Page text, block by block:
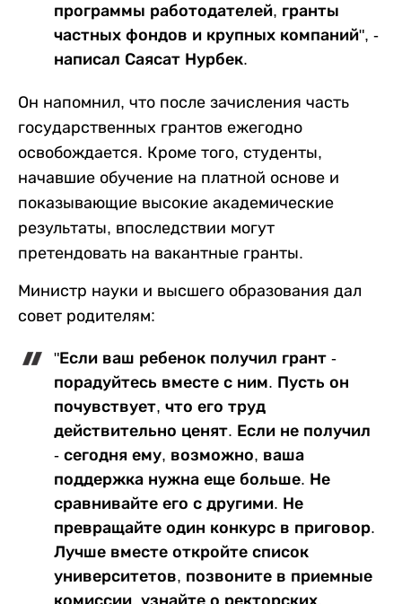
программы работодателей, гранты
частных фондов и крупных компаний", -
написал Саясат Нурбек.
Он напомнил, что после зачисления часть
государственных грантов ежегодно
освобождается. Кроме того, студенты,
начавшие обучение на платной основе и
показывающие высокие академические
результаты, впоследствии могут
претендовать на вакантные гранты.
Министр науки и высшего образования дал
совет родителям:
"Если ваш ребенок получил грант -
порадуйтесь вместе с ним. Пусть он
почувствует, что его труд
действительно ценят. Если не получил
- сегодня ему, возможно, ваша
поддержка нужна еще больше. Не
сравнивайте его с другими. Не
превращайте один конкурс в приговор.
Лучше вместе откройте список
университетов, позвоните в приемные
комиссии, узнайте о ректорских,